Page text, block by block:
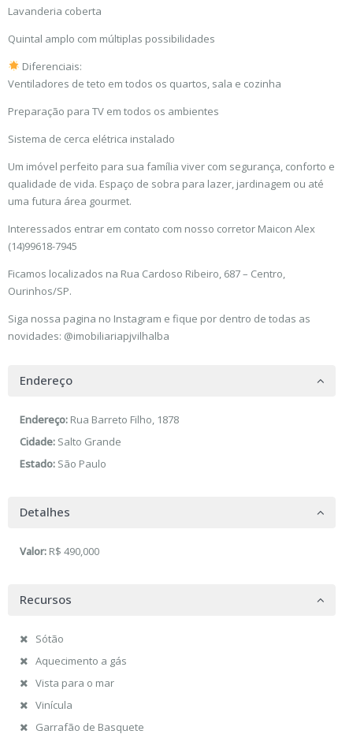
Lavanderia coberta
Quintal amplo com múltiplas possibilidades
Diferenciais:
Ventiladores de teto em todos os quartos, sala e cozinha
Preparação para TV em todos os ambientes
Sistema de cerca elétrica instalado
Um imóvel perfeito para sua família viver com segurança, conforto e
qualidade de vida. Espaço de sobra para lazer, jardinagem ou até
uma futura área gourmet.
Interessados entrar em contato com nosso corretor Maicon Alex
(14)99618-7945
Ficamos localizados na Rua Cardoso Ribeiro, 687 – Centro,
Ourinhos/SP.
Siga nossa pagina no Instagram e fique por dentro de todas as
novidades: @imobiliariapjvilhalba
Endereço
Endereço: Rua Barreto Filho, 1878
Cidade: Salto Grande
Estado: São Paulo
Detalhes
Valor: R$ 490,000
Recursos
Sótão
Aquecimento a gás
Vista para o mar
Vinícula
Garrafão de Basquete